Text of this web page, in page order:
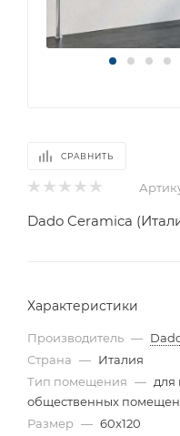
СРАВНИТЬ
Dado Ceramica
Характеристики
Производитель —
Страна — Италия
Тип помещения — для
общественных
Размер — 60x120